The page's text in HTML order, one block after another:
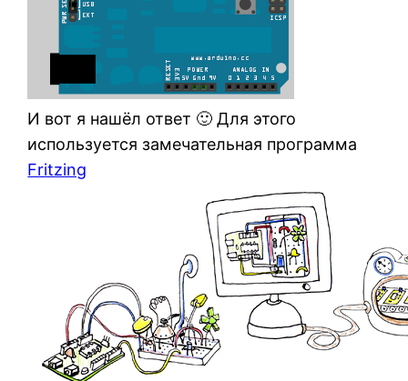
И вот я нашёл ответ 🙂 Для этого
используется замечательная программа
Fritzing